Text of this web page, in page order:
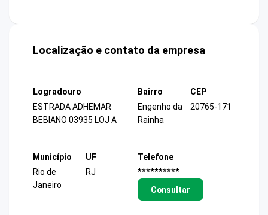
Localização e contato da empresa
Logradouro
ESTRADA ADHEMAR
BEBIANO 03935 LOJ A
Bairro
Engenho da
Rainha
CEP
20765-171
Município
Rio de
Janeiro
UF
RJ
Telefone
**********
Consultar